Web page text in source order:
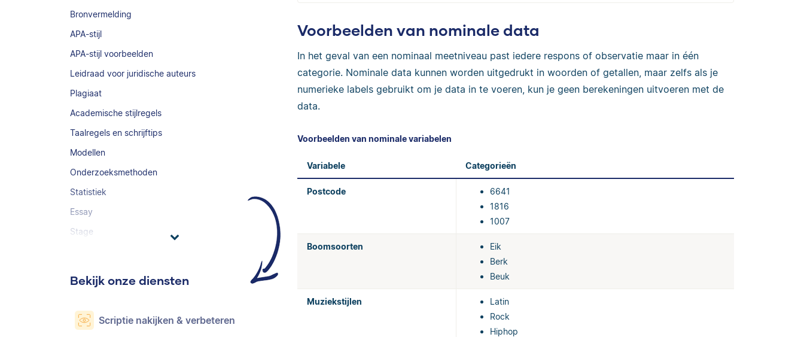
Bronvermelding
APA-stijl
APA-stijl voorbeelden
Leidraad voor juridische auteurs
Plagiaat
Academische stijlregels
Taalregels en schrijftips
Modellen
Onderzoeksmethoden
Statistiek
Essay
Stage
Bekijk onze diensten
Scriptie nakijken & verbeteren
Voorbeelden van nominale data
In het geval van een nominaal meetniveau past iedere respons of observatie maar in één
categorie. Nominale data kunnen worden uitgedrukt in woorden of getallen, maar zelfs als je
numerieke labels gebruikt om je data in te voeren, kun je geen berekeningen uitvoeren met de
data.
Voorbeelden van nominale variabelen
Variabele Categorieën
Postcode
6641
1816
1007
Boomsoorten
Eik
Berk
Beuk
Muziekstijlen
Latin
Rock
Hiphop